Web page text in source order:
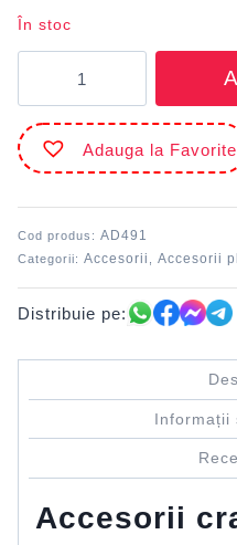
În stoc
Accesorii
craft
-
AD491
Mărgele
negru
DACO
Adauga la Favorite
Cod produs: AD491
Categorii: Accesorii , Accesorii
Distribuie pe:
Informații
Accesorii